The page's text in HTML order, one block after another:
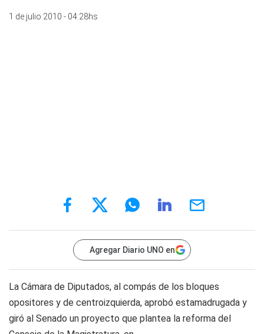
1 de julio 2010 - 04:28hs
Agregar Diario UNO en
La Cámara de Diputados, al compás de los bloques
opositores y de centroizquierda, aprobó estamadrugada y
giró al Senado un proyecto que plantea la reforma del